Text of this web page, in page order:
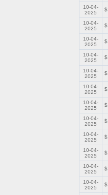
10-04-
2025
10-04-
2025
10-04-
2025
10-04-
2025
10-04-
2025
10-04-
2025
10-04-
2025
10-04-
2025
10-04-
2025
10-04-
2025
10-04-
2025
10-04-
2025